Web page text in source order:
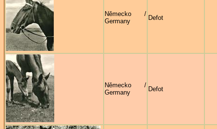
Německo /
Germany
Defot
Německo /
Germany
Defot